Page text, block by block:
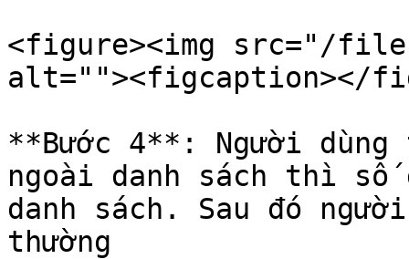
<figure><img src="/files/
alt=""><figcaption></
**Bước 4**: Người
ngoài danh sách thì số
danh sách. Sau đó
thường